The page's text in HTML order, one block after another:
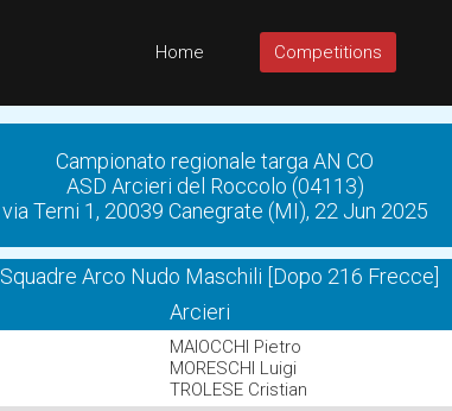
Home Competitions
Campionato regionale targa AN CO
ASD Arcieri del Roccolo (04113)
via Terni 1, 20039 Canegrate (MI), 22 Jun 2025
Squadre Arco Nudo Maschili [Dopo 216 Frecce]
Arcieri
MAIOCCHI Pietro
MORESCHI Luigi
TROLESE Cristian